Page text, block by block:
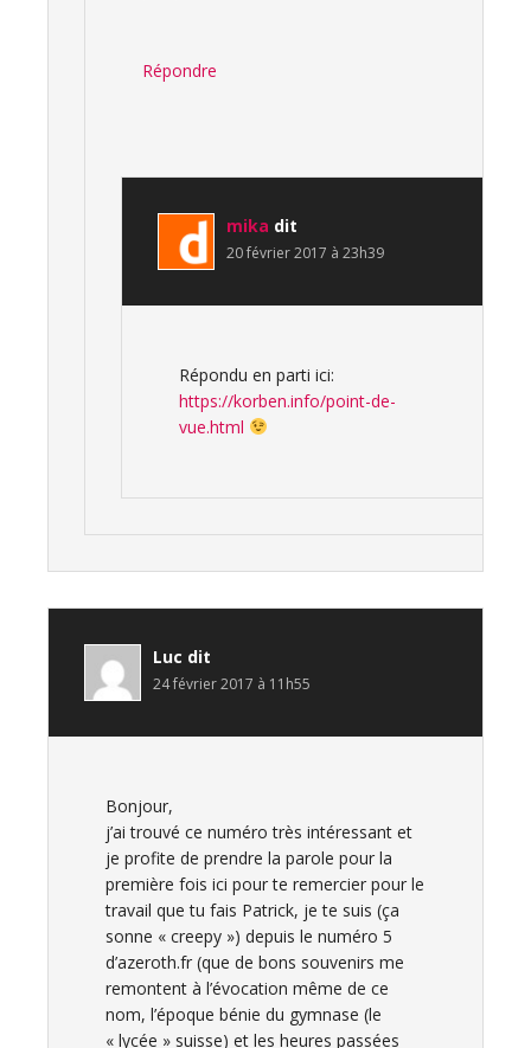
Répondre
mika dit
20 février 2017 à 23h39
Répondu en parti ici:
https://korben.info/point-de-
vue.html
Luc dit
24 février 2017 à 11h55
Bonjour,
j’ai trouvé ce numéro très intéressant et
je profite de prendre la parole pour la
première fois ici pour te remercier pour le
travail que tu fais Patrick, je te suis (ça
sonne « creepy ») depuis le numéro 5
d’azeroth.fr (que de bons souvenirs me
remontent à l’évocation même de ce
nom, l’époque bénie du gymnase (le
« lycée » suisse) et les heures passées